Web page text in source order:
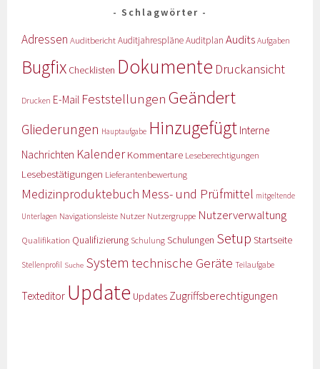
Schlagwörter
Adressen AuditberichtAuditjahrespläneAuditplan Audits Aufgaben
Bugfix Checklisten Dokumente Druckansicht
Drucken E-Mail Feststellungen Geändert
Gliederungen Hauptaufgabe Hinzugefügt Interne
Nachrichten KalenderKommentare Leseberechtigungen
Lesebestätigungen Lieferantenbewertung
Medizinproduktebuch Mess- und Prüfmittel mitgeltende
Unterlagen Navigationsleiste Nutzer Nutzergruppe Nutzerverwaltung
Qualifikation Qualifizierung Schulung Schulungen Setup Startseite
Stellenprofil Suche System technische Geräte Teilaufgabe
Texteditor Update Updates Zugriffsberechtigungen